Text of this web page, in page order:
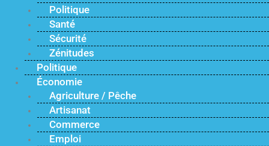
Politique
Santé
Sécurité
Zénitudes
Politique
Économie
Agriculture / Pêche
Artisanat
Commerce
Emploi